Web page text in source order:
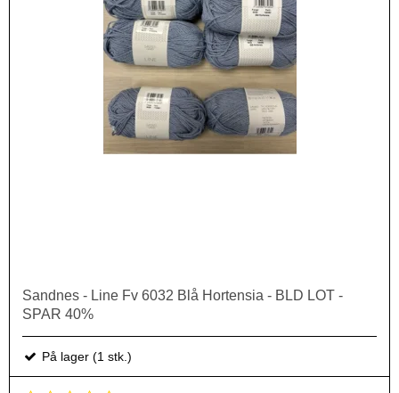
Sandnes - Line Fv 6032 Blå Hortensia - BLD LOT -
SPAR 40%
På lager (1 stk.)